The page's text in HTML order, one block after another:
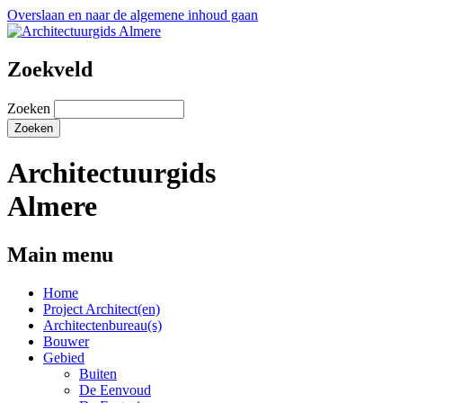
Overslaan en naar de algemene inhoud gaan
Zoekveld
Zoeken
Architectuurgids
Almere
Main menu
Home
Project Architect(en)
Architectenbureau(s)
Bouwer
Gebied
Buiten
De Eenvoud